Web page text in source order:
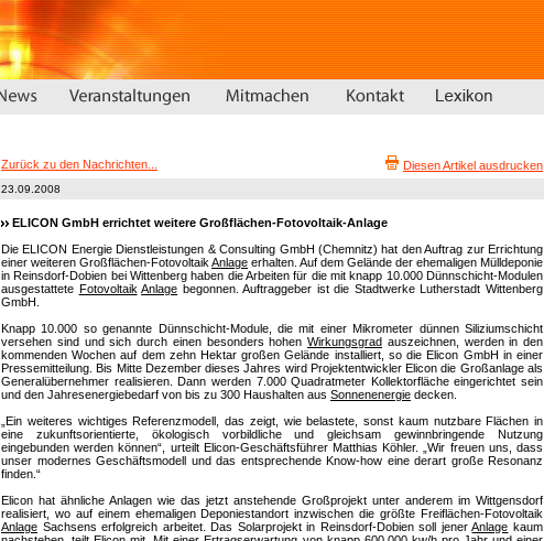
Zurück zu den Nachrichten... Diesen Artikel ausdrucken
23.09.2008
ELICON GmbH errichtet weitere Großflächen-Fotovoltaik-Anlage
Die ELICON Energie Dienstleistungen & Consulting GmbH (Chemnitz) hat den Auftrag zur Errichtung
einer weiteren Großflächen-Fotovoltaik Anlage erhalten. Auf dem Gelände der ehemaligen Mülldeponie
in Reinsdorf-Dobien bei Wittenberg haben die Arbeiten für die mit knapp 10.000 Dünnschicht-Modulen
ausgestattete Fotovoltaik Anlage begonnen. Auftraggeber ist die Stadtwerke Lutherstadt Wittenberg
GmbH.
Knapp 10.000 so genannte Dünnschicht-Module, die mit einer Mikrometer dünnen Siliziumschicht
versehen sind und sich durch einen besonders hohen Wirkungsgrad auszeichnen, werden in den
kommenden Wochen auf dem zehn Hektar großen Gelände installiert, so die Elicon GmbH in einer
Pressemitteilung. Bis Mitte Dezember dieses Jahres wird Projektentwickler Elicon die Großanlage als
Generalübernehmer realisieren. Dann werden 7.000 Quadratmeter Kollektorfläche eingerichtet sein
und den Jahresenergiebedarf von bis zu 300 Haushalten aus Sonnenenergie decken.
„Ein weiteres wichtiges Referenzmodell, das zeigt, wie belastete, sonst kaum nutzbare Flächen in
eine zukunftsorientierte, ökologisch vorbildliche und gleichsam gewinnbringende Nutzung
eingebunden werden können“, urteilt Elicon-Geschäftsführer Matthias Köhler. „Wir freuen uns, dass
unser modernes Geschäftsmodell und das entsprechende Know-how eine derart große Resonanz
finden.“
Elicon hat ähnliche Anlagen wie das jetzt anstehende Großprojekt unter anderem im Wittgensdorf
realisiert, wo auf einem ehemaligen Deponiestandort inzwischen die größte Freiflächen-Fotovoltaik
Anlage Sachsens erfolgreich arbeitet. Das Solarprojekt in Reinsdorf-Dobien soll jenerAnlage kaum